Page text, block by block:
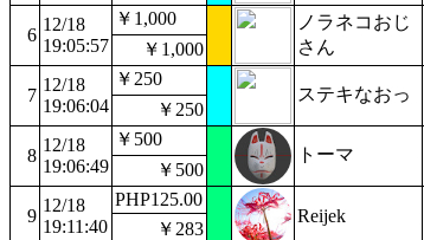
6
12/18
19:05:57
￥1,000
ノラネコおじ
さん
￥1,000
7
12/18
19:06:04
￥250
ステキなおっ
￥250
8
12/18
19:06:49
￥500
トーマ
￥500
9
12/18
19:11:40
PHP125.00
Reijek
￥283